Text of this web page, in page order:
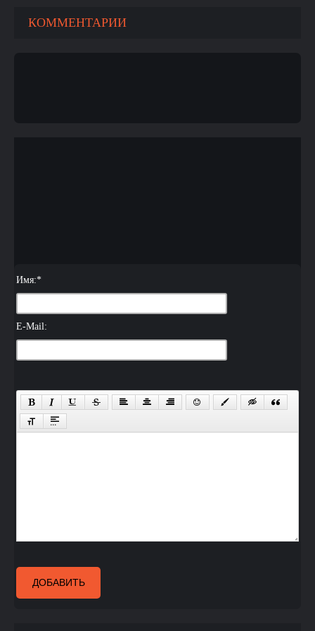
КОММЕНТАРИИ
Имя:*
E-Mail:
ДОБАВИТЬ